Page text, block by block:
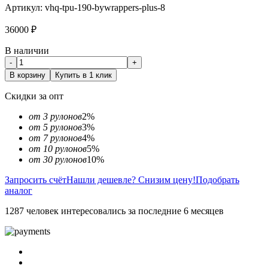
Артикул: vhq-tpu-190-bywrappers-plus-8
36000 ₽
В наличии
-
+
В корзину
Купить в 1 клик
Скидки за опт
от 3 рулонов2%
от 5 рулонов3%
от 7 рулонов4%
от 10 рулонов5%
от 30 рулонов10%
Запросить счётНашли дешевле? Снизим цену!Подобрать
аналог
1287 человек интересовались за последние 6 месяцев